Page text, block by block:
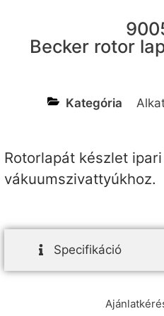
Becker rotor
Kategória
Rotorlapát készlet ipari
vákuumszivattyúkhoz.
Specifikáció